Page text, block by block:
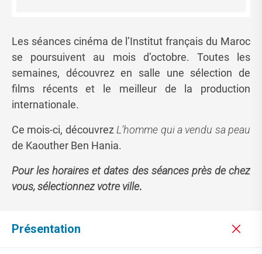
Les séances cinéma de l’Institut français du Maroc
se poursuivent au mois d’octobre. Toutes les
semaines, découvrez en salle une sélection de
films récents et le meilleur de la production
internationale.
Ce mois-ci, découvrezL’homme qui a vendu sa peau
de Kaouther Ben Hania.
Pour les horaires et dates des séances près de chez
vous, sélectionnez votre ville.
Présentation